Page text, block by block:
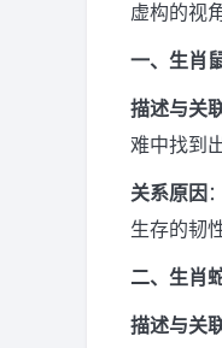
虚构的视
一、生肖
描述与关
难中找到
关系原因
生存的韧性
二、生肖
描述与关